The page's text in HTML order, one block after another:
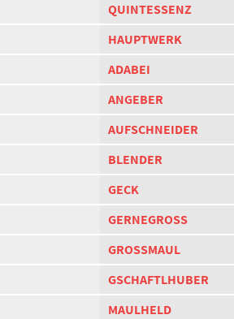
QUINTESSENZ
HAUPTWERK
ADABEI
ANGEBER
AUFSCHNEIDER
BLENDER
GECK
GERNEGROSS
GROSSMAUL
GSCHAFTLHUBER
MAULHELD